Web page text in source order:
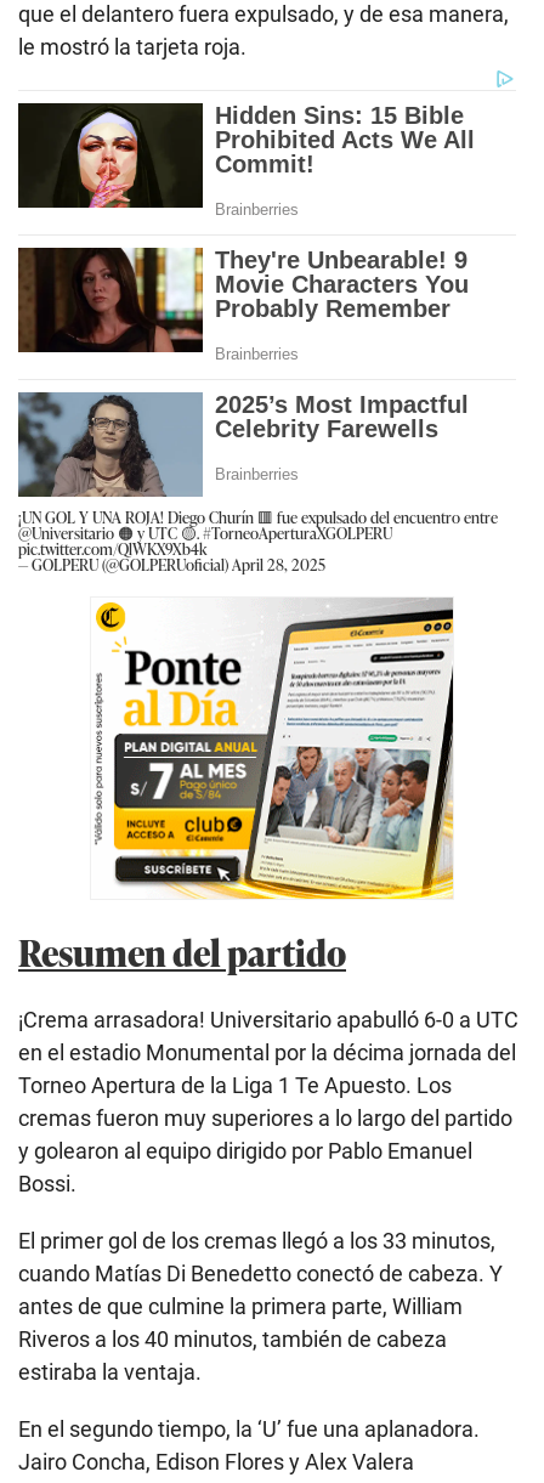
que el delantero fuera expulsado, y de esa manera,
le mostró la tarjeta roja.
¡UN GOL Y UNA ROJA! Diego Churín 🟥 fue expulsado del encuentro entre
@Universitario 🟠 y UTC 🟡.#TorneoAperturaXGOLPERU
pic.twitter.com/QlWKX9Xb4k
— GOLPERU (@GOLPERUoficial)April 28, 2025
Resumen del partido
¡Crema arrasadora! Universitario apabulló 6-0 a UTC
en el estadio Monumental por la décima jornada del
Torneo Apertura de la Liga 1 Te Apuesto. Los
cremas fueron muy superiores a lo largo del partido
y golearon al equipo dirigido por Pablo Emanuel
Bossi.
El primer gol de los cremas llegó a los 33 minutos,
cuando Matías Di Benedetto conectó de cabeza. Y
antes de que culmine la primera parte, William
Riveros a los 40 minutos, también de cabeza
estiraba la ventaja.
En el segundo tiempo, la ‘U’ fue una aplanadora.
Jairo Concha, Edison Flores y Alex Valera